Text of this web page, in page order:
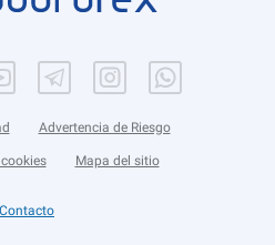
Advertencia de Riesgo
Mapa del sitio
Contacto